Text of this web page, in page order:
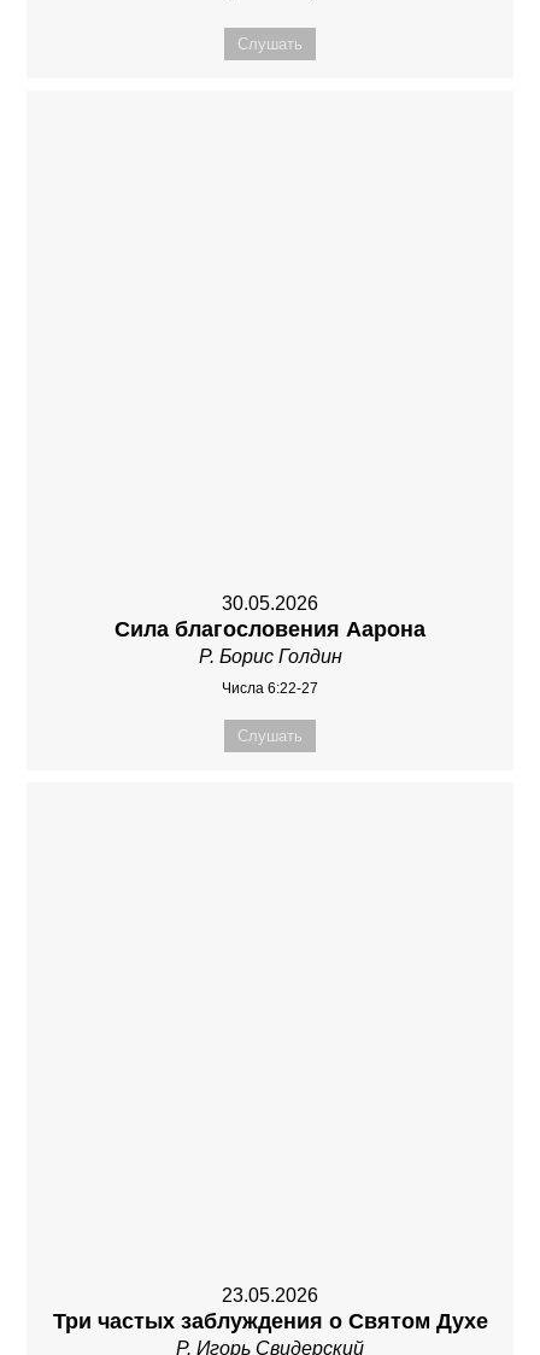
Слушать
30.05.2026
Сила благословения Аарона
Р. Борис Голдин
Числа 6:22-27
Слушать
23.05.2026
Три частых заблуждения о Святом Духе
Р. Игорь Свидерский